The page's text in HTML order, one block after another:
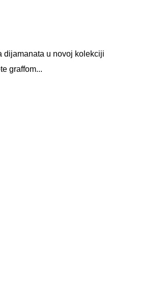
dijamanata u novoj kolekciji
graffom...